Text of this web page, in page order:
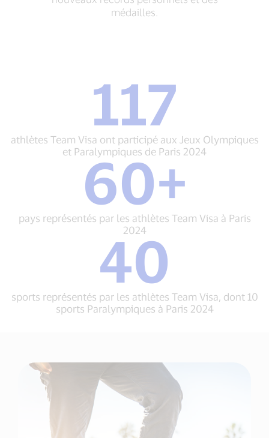
médailles.
athlètes
Team
Visa
ont
participé
aux
Jeux
Olympiques
et
de
Paris
2024
117
athlètes Team Visa ont participé aux Jeux Olympiques
et Paralympiques de Paris 2024
60+
pays
représentés
par
les
athlètes
Team
Visa
à
Paris
60+
pays représentés par les athlètes Team Visa à Paris
2024
40
sports
représentés
par
les
athlètes
Paralympiques
Paris
2024
40
sports représentés par les athlètes Team Visa, dont 10
sports Paralympiques à Paris 2024